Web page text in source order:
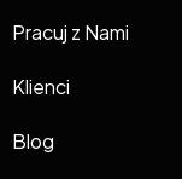
Pracuj z Nami
Klienci
Blog